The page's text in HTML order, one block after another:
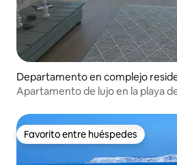
Departamento en complejo
anford Cliffs
Apartamento de lujo en la playa
Favorito entre huéspedes
Favorito entre huéspedes